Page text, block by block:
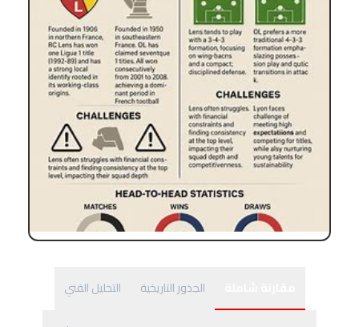
الجذور التاريخية التحليل الفني